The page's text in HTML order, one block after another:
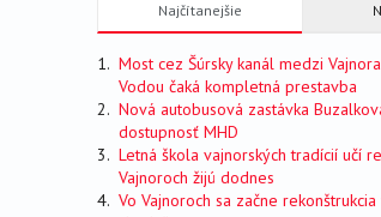
Najčítanejšie
Most cez Šúrsky kanál medzi
Vodou čaká kompletná prestavba
Nová autobusová zastávka
dostupnosť MHD
Letná škola vajnorských tradícií učí
Vajnoroch žijú dodnes
Vo Vajnoroch sa začne